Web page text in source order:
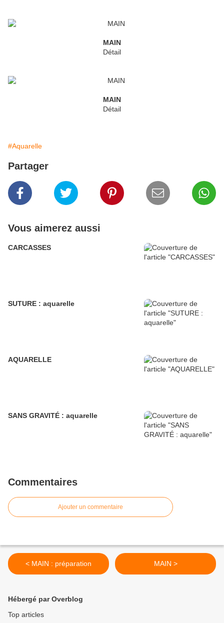
MAIN
Détail
MAIN
Détail
#Aquarelle
Partager
Vous aimerez aussi
CARCASSES
SUTURE : aquarelle
AQUARELLE
SANS GRAVITÉ : aquarelle
Commentaires
Ajouter un commentaire
< MAIN : préparation MAIN >
Hébergé par Overblog
Top articles